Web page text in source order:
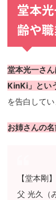
堂本
齢や
堂本光一さ
KinKi」とい
を告白してい
お姉さんの
【堂本剛】
父 光久（